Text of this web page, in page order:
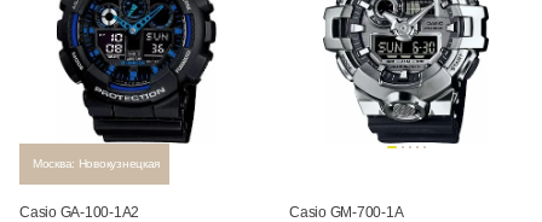
Москва: Новокузнецкая
Casio GA-100-1A2 Casio GM-700-1A